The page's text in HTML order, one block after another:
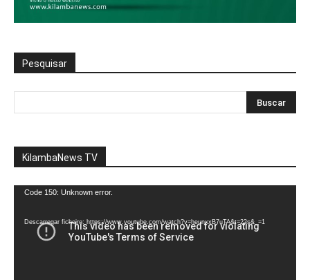
Pesquisar
KilambaNews TV
Reprodutor
vídeo
Code 150: Unknown error.
Descarregar ficheiro: https://www.youtube.com/watch?v=heunxxB7uTA&t=22s&_=1